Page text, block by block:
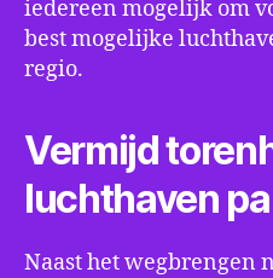
iedereen mogelijk om
best mogelijke
regio.
Vermijd
luchthaven
Naast het wegbrengen